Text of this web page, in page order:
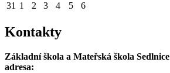
31 1 2 3 4 5 6
Kontakty
Základní škola a Mateřská škola Sedlnice
adresa: